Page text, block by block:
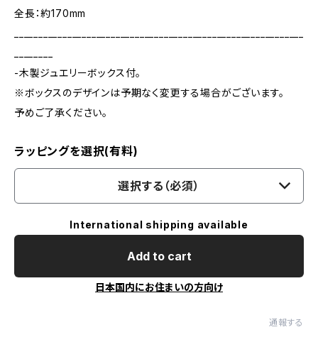
全長：約170mm
-木製ジュエリーボックス付。
※ボックスのデザインは予期なく変更する場合がございます。
予めご了承ください。
ラッピングを選択(有料)
選択する（必須）
International shipping available
Add to cart
日本国内にお住まいの方向け
通報する